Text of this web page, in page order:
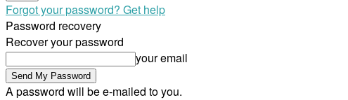
Forgot your password? Get help
Password recovery
Recover your password
your email
A password will be e-mailed to you.